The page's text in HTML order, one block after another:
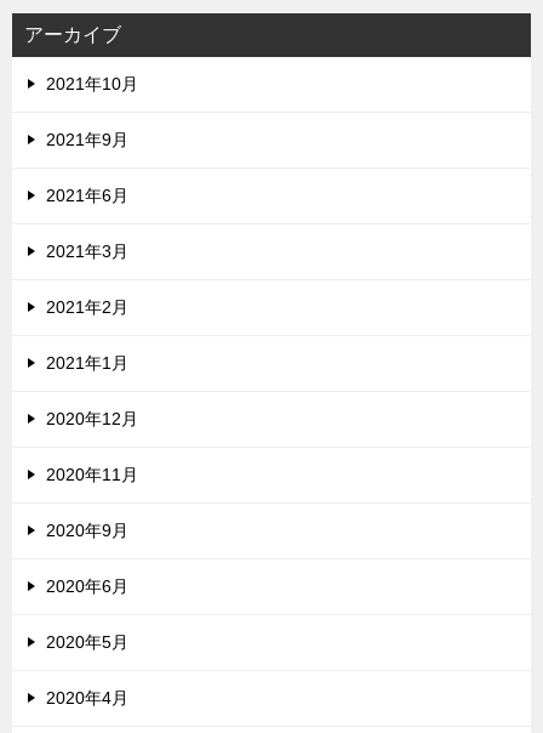
アーカイブ
2021年10月
2021年9月
2021年6月
2021年3月
2021年2月
2021年1月
2020年12月
2020年11月
2020年9月
2020年6月
2020年5月
2020年4月